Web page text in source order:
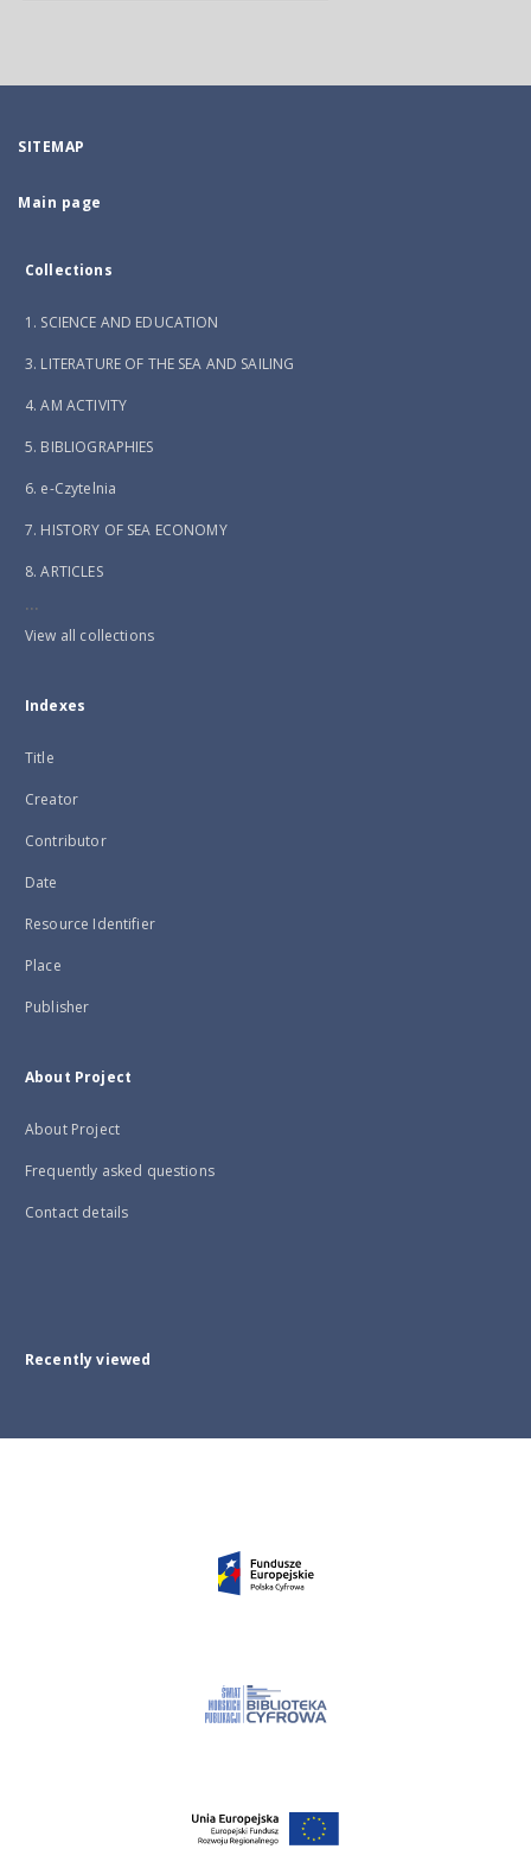
SITEMAP
Main page
Collections
1. SCIENCE AND EDUCATION
3. LITERATURE OF THE SEA AND SAILING
4. AM ACTIVITY
5. BIBLIOGRAPHIES
6. e-Czytelnia
7. HISTORY OF SEA ECONOMY
8. ARTICLES
...
View all collections
Indexes
Title
Creator
Contributor
Date
Resource Identifier
Place
Publisher
About Project
About Project
Frequently asked questions
Contact details
Recently viewed